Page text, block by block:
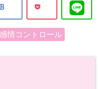
情コントロール